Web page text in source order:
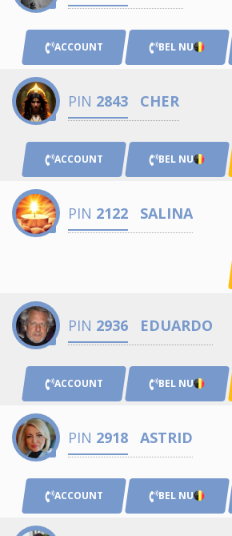
ACCOUNT BEL NU
PIN 2843 CHER
ACCOUNT BEL NU
PIN 2122 SALINA
PIN 2936 EDUARDO
ACCOUNT BEL NU
PIN 2918 ASTRID
ACCOUNT BEL NU